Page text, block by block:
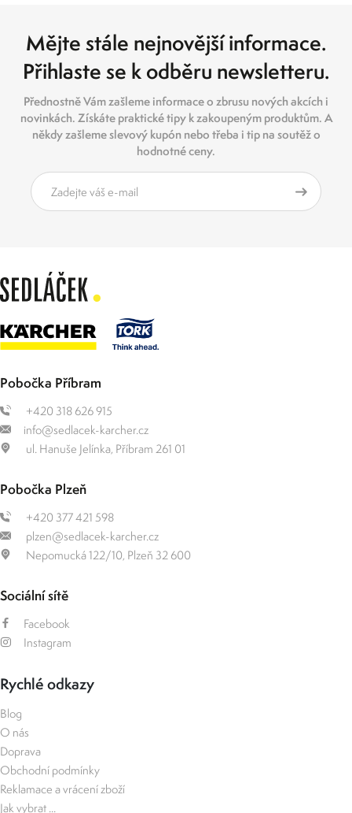
Mějte stále nejnovější informace.
Přihlaste se k odběru newsletteru.
Přednostně Vám zašleme informace o zbrusu nových akcích i
novinkách. Získáte praktické tipy k zakoupeným produktům. A
někdy zašleme slevový kupón nebo třeba i tip na soutěž o
hodnotné ceny.
Pobočka Příbram
+420 318 626 915
info@sedlacek-karcher.cz
ul. Hanuše Jelínka, Příbram 261 01
Pobočka Plzeň
+420 377 421 598
plzen@sedlacek-karcher.cz
Nepomucká 122/10, Plzeň 32 600
Sociální sítě
Facebook
Instagram
Rychlé odkazy
Blog
O nás
Doprava
Obchodní podmínky
Reklamace a vrácení zboží
Jak vybrat ...